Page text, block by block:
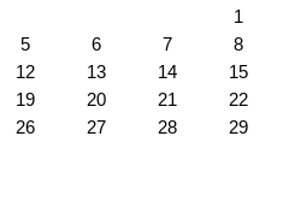
1
5 6 7
8
12 13 14
15
19 20 21
22
26 27 28
29